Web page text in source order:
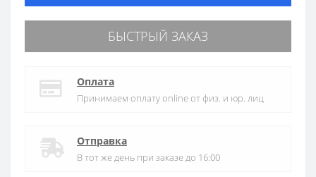
БЫСТРЫЙ ЗАКАЗ
Оплата
Принимаем оплату online от физ. и юр. лиц
Отправка
В тот же день при заказе до 16:00